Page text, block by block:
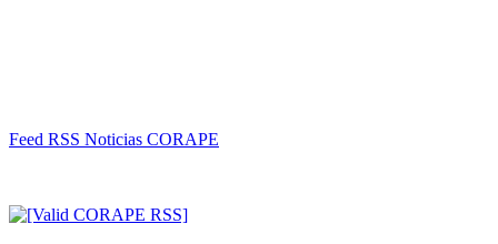
Feed RSS Noticias CORAPE